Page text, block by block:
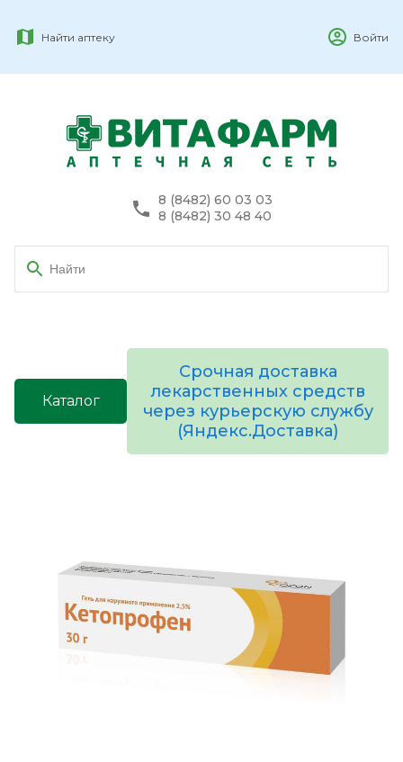
Найти аптеку Войти
8 (8482) 60 03 03
8 (8482) 30 48 40
Каталог
Срочная доставка
лекарственных средств
через курьерскую службу
(Яндекс.Доставка)